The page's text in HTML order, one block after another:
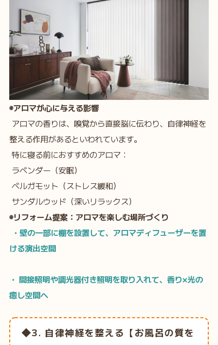
◉アロマが心に与える影響
アロマの香りは、嗅覚から直接脳に伝わり、自律神経を
整える作用があるといわれています。
特に寝る前におすすめのアロマ：
ラベンダー（安眠）
ベルガモット（ストレス緩和）
サンダルウッド（深いリラックス）
◉リフォーム提案：アロマを楽しむ場所づくり
・壁の一部に棚を設置して、アロマディフューザーを置
ける演出空間
・ 間接照明や調光器付き照明を取り入れて、香り×光の
癒し空間へ
◆3. 自律神経を整える【お風呂の質を